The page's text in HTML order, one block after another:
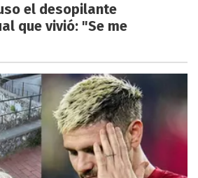
el desopilante
que vivió: "Se me